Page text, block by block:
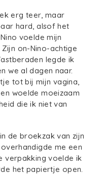
erg teer, maar
hard, alsof het
voelde mijn
on-Nino-achtige
legde ik
we al dagen naar.
tot bij mijn vagina,
woelde moeizaam
die ik niet van
de broekzak van zijn
me een
verpakking voelde ik
het papiertje open.